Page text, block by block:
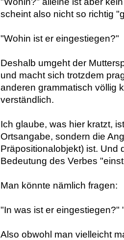
scheint also nicht so richtig
"Wohin ist er eingestiegen?"
Deshalb umgeht der
und macht sich trotzdem
anderen grammatisch völlig
verständlich.
Ich glaube, was hier kratzt,
Ortsangabe, sondern die
Präpositionalobjekt) ist. Und
Bedeutung des Verbes
Man könnte nämlich fragen:
"In was ist er eingestiegen?"
Also obwohl man vielleicht